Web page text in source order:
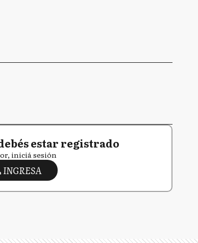
estar registrado
iniciá sesión
INGRESA